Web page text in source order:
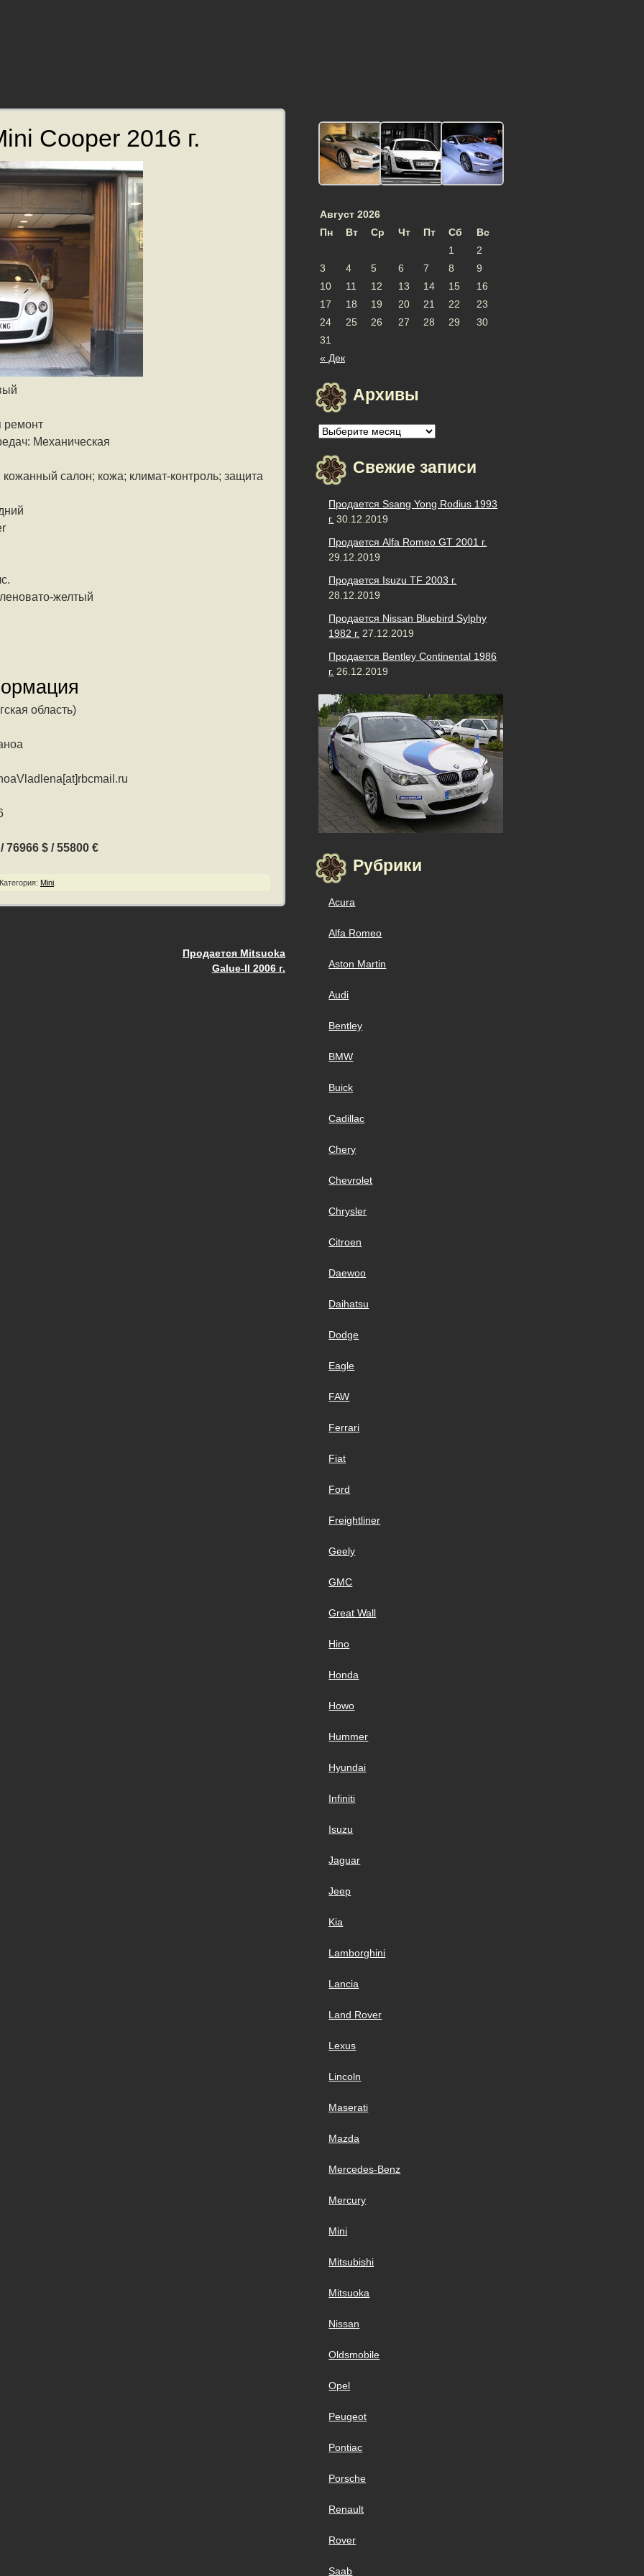
Cooper 2016 г.
ремонт
Механическая
кожанный салон; кожа; климат-контроль; защита
желтый
область)
$ / 55800 €
Категория: Mini
Продается Mitsuoka
Galue-II 2006 г.
Август 2026
Пн
Вт Ср Чт Пт Сб Вс
« Дек
1
2
3
4 5 6 7 8
9
10
11 12 13 14 15
16
17
18 19 20 21 22
23
24
25 26 27 28 29
30
31
Архивы
Архивы
Свежие записи
Продается Ssang Yong Rodius 1993
г. 30.12.2019
Продается Alfa Romeo GT 2001 г.
29.12.2019
Продается Isuzu TF 2003 г.
28.12.2019
Продается Nissan Bluebird Sylphy
1982 г. 27.12.2019
Продается Bentley Continental 1986
г. 26.12.2019
Рубрики
Acura
Alfa Romeo
Aston Martin
Audi
Bentley
BMW
Buick
Cadillac
Chery
Chevrolet
Chrysler
Citroen
Daewoo
Daihatsu
Dodge
Eagle
FAW
Ferrari
Fiat
Ford
Freightliner
Geely
GMC
Great Wall
Hino
Honda
Howo
Hummer
Hyundai
Infiniti
Isuzu
Jaguar
Jeep
Kia
Lamborghini
Lancia
Land Rover
Lexus
Lincoln
Maserati
Mazda
Mercedes-Benz
Mercury
Mini
Mitsubishi
Mitsuoka
Nissan
Oldsmobile
Opel
Peugeot
Pontiac
Porsche
Renault
Rover
Saab